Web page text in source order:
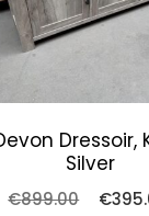
Dressoir,
Silver
€899.00 €